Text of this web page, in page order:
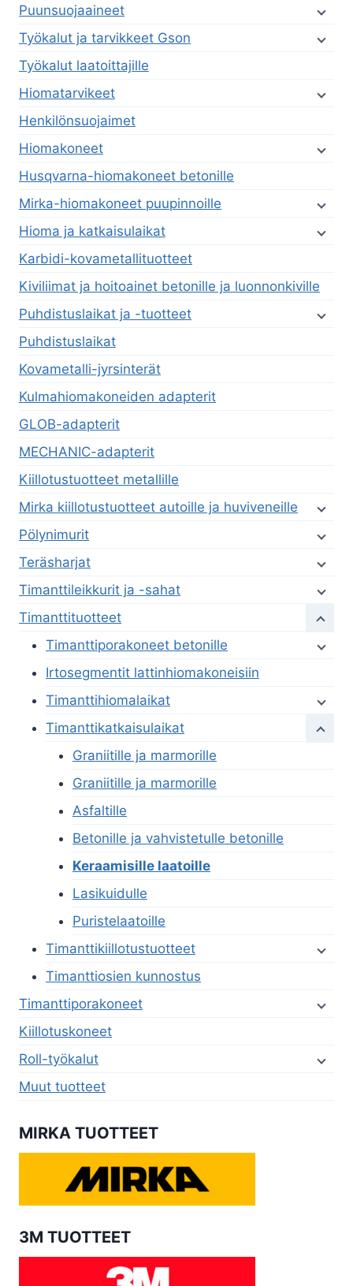
Puunsuojaaineet
Työkalut ja tarvikkeet Gson
Työkalut laatoittajille
Hiomatarvikeet
Henkilönsuojaimet
Hiomakoneet
Husqvarna-hiomakoneet betonille
Mirka-hiomakoneet puupinnoille
Hioma ja katkaisulaikat
Karbidi-kovametallituotteet
Kiviliimat ja hoitoainet betonille ja luonnonkiville
Puhdistuslaikat ja -tuotteet
Puhdistuslaikat
Kovametalli-jyrsinterät
Kulmahiomakoneiden adapterit
GLOB-adapterit
MECHANIC-adapterit
Kiillotustuotteet metallille
Mirka kiillotustuotteet autoille ja huviveneille
Pölynimurit
Teräsharjat
Timanttileikkurit ja -sahat
Timanttituotteet
Timanttiporakoneet betonille
Irtosegmentit lattinhiomakoneisiin
Timanttihiomalaikat
Timanttikatkaisulaikat
Graniitille ja marmorille
Graniitille ja marmorille
Asfaltille
Betonille ja vahvistetulle betonille
Keraamisille laatoille
Lasikuidulle
Puristelaatoille
Timanttikiillotustuotteet
Timanttiosien kunnostus
Timanttiporakoneet
Kiillotuskoneet
Roll-työkalut
Muut tuotteet
MIRKA TUOTTEET
3M TUOTTEET